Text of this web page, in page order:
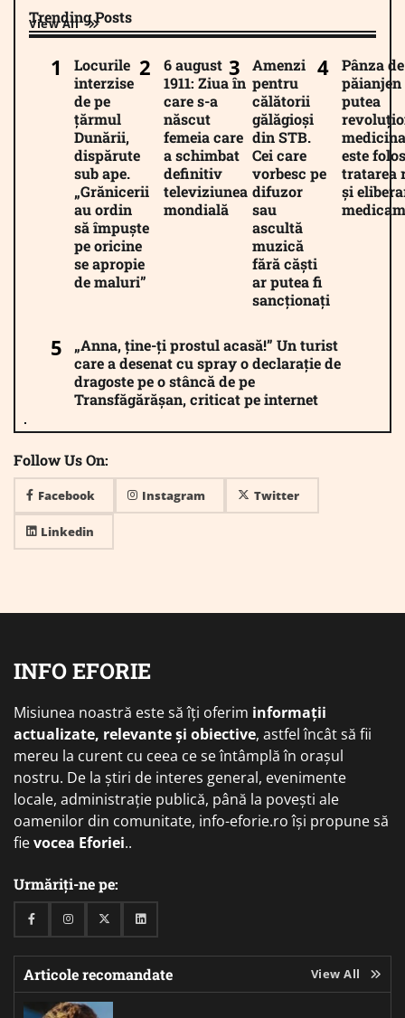
Trending Posts
View All
Locurile
interzise
de pe
țărmul
Dunării,
dispărute
sub ape.
„Grănicerii
au ordin
să împuște
pe oricine
se apropie
de maluri”
6 august
1911: Ziua în
care s-a
născut
femeia care
a schimbat
definitiv
televiziunea
mondială
Amenzi
pentru
călătorii
gălăgioși
din STB.
Cei care
vorbesc pe
difuzor
sau
ascultă
muzică
fără căști
ar putea fi
sancționați
Pânza de
păianjen
putea
este
tratarea
și
„Anna, ține-ți prostul acasă!” Un turist
care a desenat cu spray o declarație de
dragoste pe o stâncă de pe
Transfăgărășan, criticat pe internet
Follow Us On:
Facebook Instagram Twitter
Linkedin
INFO EFORIE
Misiunea noastră este să îți oferim informații
actualizate, relevante și obiective, astfel încât să fii
mereu la curent cu ceea ce se întâmplă în orașul
nostru. De la știri de interes general, evenimente
locale, administrație publică, până la povești ale
oamenilor din comunitate, info-eforie.ro își propune să
fievocea Eforiei..
Urmăriți-ne pe:
FacebookInstagramTwitterLinkedin
Articole recomandate View All